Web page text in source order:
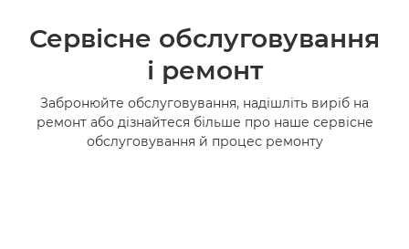
Сервісне обслуговування
і ремонт
Забронюйте обслуговування, надішліть виріб на
ремонт або дізнайтеся більше про наше сервісне
обслуговування й процес ремонту